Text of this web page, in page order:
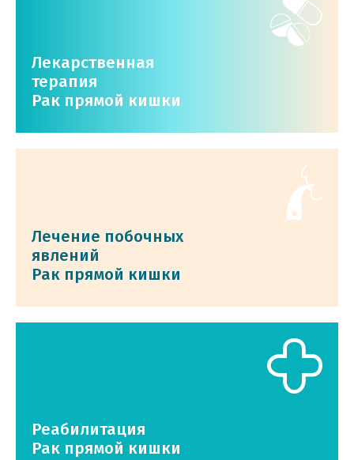
Лекарственная
терапия
Рак прямой кишки
Лечение побочных
явлений
Рак прямой кишки
Реабилитация
Рак прямой кишки